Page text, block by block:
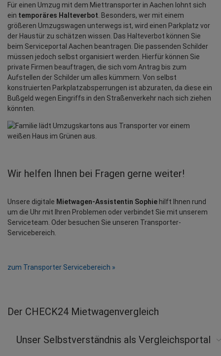
Für einen Umzug mit dem Miettransporter in Aachen lohnt sich
ein temporäres Halteverbot . Besonders, wer mit einem
größeren Umzugswagen unterwegs ist, wird einen Parkplatz vor
der Haustür zu schätzen wissen. Das Halteverbot können Sie
beim Serviceportal Aachen beantragen. Die passenden Schilder
müssen jedoch selbst organisiert werden. Hierfür können Sie
private Firmen beauftragen, die sich vom Antrag bis zum
Aufstellen der Schilder um alles kümmern. Von selbst
konstruierten Parkplatzabsperrungen ist abzuraten, da diese ein
Bußgeld wegen Eingriffs in den Straßenverkehr nach sich ziehen
könnten.
Wir helfen Ihnen bei Fragen gerne weiter!
Unsere digitale Mietwagen-Assistentin Sophie hilft Ihnen rund
um die Uhr mit Ihren Problemen oder verbindet Sie mit unserem
Serviceteam. Oder besuchen Sie unseren Transporter-
Servicebereich.
zum Transporter Servicebereich »
Der CHECK24 Mietwagenvergleich
Unser Selbstverständnis als Vergleichsportal